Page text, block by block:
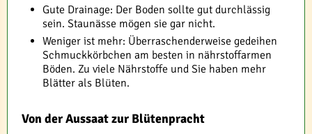
Gute Drainage: Der Boden sollte gut durchlässig
sein. Staunässe mögen sie gar nicht.
Weniger ist mehr: Überraschenderweise gedeihen
Schmuckkörbchen am besten in nährstoffarmen
Böden. Zu viele Nährstoffe und Sie haben mehr
Blätter als Blüten.
Von der Aussaat zur Blütenpracht